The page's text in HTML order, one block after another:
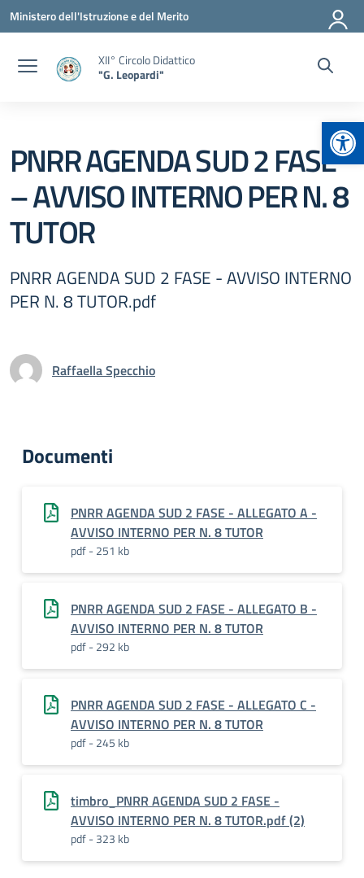
Vai ai contenuti
Vai al menu di navigazione
Vai al footer
Ministero dell'Istruzione e del Merito
XII° Circolo Didattico
"G. Leopardi"
PNRR AGENDA SUD 2 FASE
– AVVISO INTERNO PER N. 8
TUTOR
PNRR AGENDA SUD 2 FASE - AVVISO INTERNO
PER N. 8 TUTOR.pdf
Raffaella Specchio
Documenti
PNRR AGENDA SUD 2 FASE - ALLEGATO A -
AVVISO INTERNO PER N. 8 TUTOR
pdf - 251 kb
PNRR AGENDA SUD 2 FASE - ALLEGATO B -
AVVISO INTERNO PER N. 8 TUTOR
pdf - 292 kb
PNRR AGENDA SUD 2 FASE - ALLEGATO C -
AVVISO INTERNO PER N. 8 TUTOR
pdf - 245 kb
timbro_PNRR AGENDA SUD 2 FASE -
AVVISO INTERNO PER N. 8 TUTOR.pdf (2)
pdf - 323 kb